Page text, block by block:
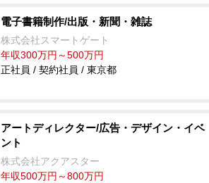
電子書籍制作/出版・新聞・雑誌
株式会社スマートゲート
年収300万円～500万円
正社員 / 契約社員 / 東京都
アートディレクター/広告・デザイン・イベ
ント
株式会社アクアスター
年収500万円～800万円